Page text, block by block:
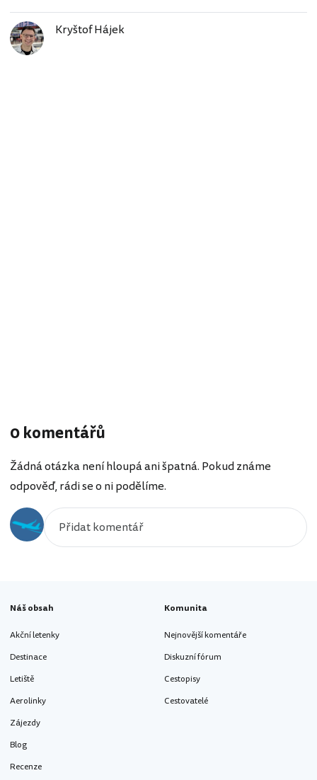
Kryštof Hájek
0 komentářů
Žádná otázka není hloupá ani špatná. Pokud známe
odpověď, rádi se o ni podělíme.
Náš obsah
Akční letenky
Destinace
Letiště
Aerolinky
Zájezdy
Blog
Recenze
Komunita
Nejnovější komentáře
Diskuzní fórum
Cestopisy
Cestovatelé